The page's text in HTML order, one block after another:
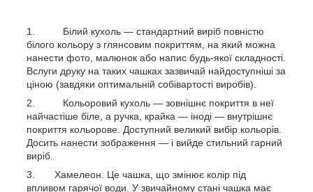
Білий кухоль — стандартний виріб повністю
білого кольору з глянсовим покриттям, на який можна
нанести фото, малюнок або напис будь-якої складності.
Вслуги друку на таких чашках зазвичай найдоступніші за
ціною (завдяки оптимальній собівартості виробів).
Кольоровий кухоль — зовнішнє покриття в неї
найчастіше біле, а ручка, крайка — іноді — внутрішнє
покриття кольорове. Доступний великий вибір кольорів.
Досить нанести зображення — і вийде стильний гарний
виріб.
Хамелеон. Це чашка, що змінює колір під
впливом гарячої води. У звичайному стані чашка має